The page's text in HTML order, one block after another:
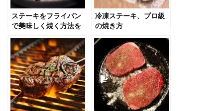
ステーキをフライパン
で美味しく焼く方法を
ミホイルを使った焼き
方も紹介
冷凍ステーキ、プロ級
の焼き方